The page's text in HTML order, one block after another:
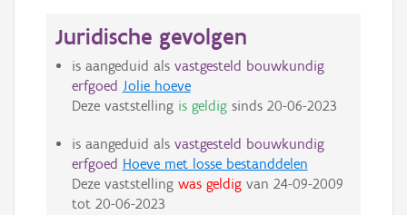
Juridische gevolgen
is aangeduid als vastgesteld bouwkundig
erfgoed Jolie hoeve
Deze vaststelling is geldigsinds 20-06-2023
is aangeduid als vastgesteld bouwkundig
erfgoed Hoeve met losse bestanddelen
Deze vaststelling was geldigvan 24-09-2009
tot 20-06-2023